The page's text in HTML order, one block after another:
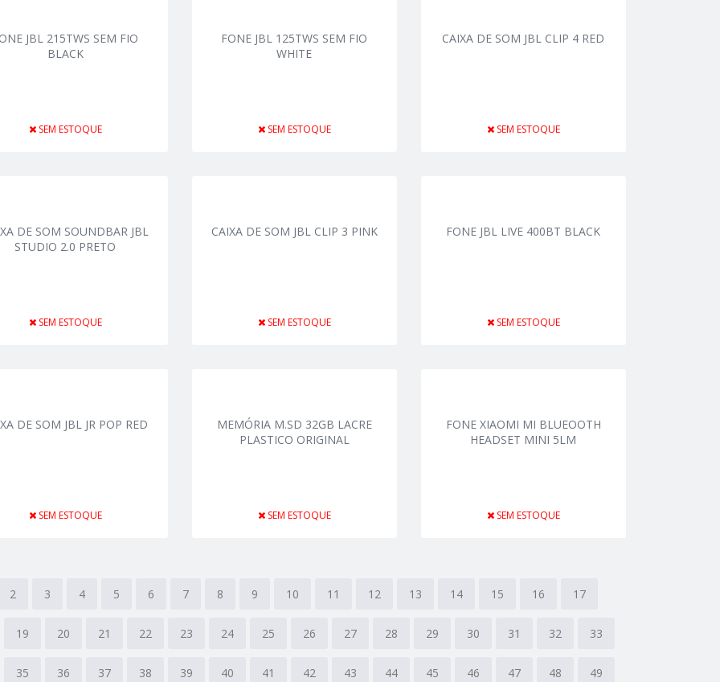
JBL 215TWS SEM FIO
BLACK
SEM ESTOQUE
FONE JBL 125TWS SEM FIO
WHITE
SEM ESTOQUE
CAIXA DE SOM JBL CLIP 4 RED
SEM ESTOQUE
DE SOM SOUNDBAR JBL
STUDIO 2.0 PRETO
SEM ESTOQUE
CAIXA DE SOM JBL CLIP 3 PINK
SEM ESTOQUE
FONE JBL LIVE 400BT BLACK
SEM ESTOQUE
DE SOM JBL JR POP RED
SEM ESTOQUE
MEMÓRIA M.SD 32GB LACRE
PLASTICO ORIGINAL
SEM ESTOQUE
FONE XIAOMI MI BLUEOOTH
HEADSET MINI 5LM
SEM ESTOQUE
2 3 4 5 6 7 8 9 10 11 12 13 14 15 16 17
19 20 21 22 23 24 25 26 27 28 29 30 31 32 33
35 36 37 38 39 40 41 42 43 44 45 46 47 48 49